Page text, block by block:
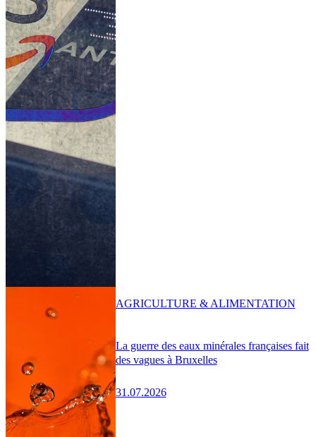
La guerre des eaux minérales françaises fait
des vagues à Bruxelles
31.07.2026
AGRICULTURE & ALIMENTATION